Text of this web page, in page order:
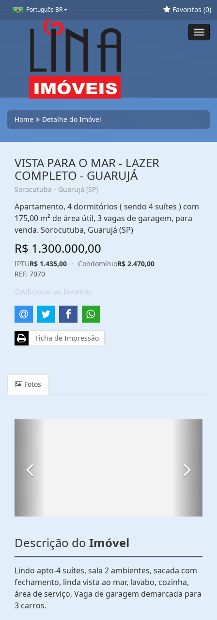
Português BR Favoritos (0)
Home Detalhe do Imóvel
VISTA PARA O MAR - LAZER
COMPLETO - GUARUJÁ
Sorocutuba - Guarujá (SP)
Apartamento, 4 dormitórios ( sendo 4 suítes ) com
175,00 m² de área útil, 3 vagas de garagem, para
venda. Sorocutuba, Guarujá (SP)
R$ 1.300.000,00
IPTUR$ 1.435,00 · CondomínioR$ 2.470,00
REF. 7070
Adicionar ao favoritos
Ficha de Impressão
Fotos
Descrição do Imóvel
Lindo apto-4 suítes, sala 2 ambientes, sacada com
fechamento, linda vista ao mar, lavabo, cozinha,
área de serviço, Vaga de garagem demarcada para
3 carros.